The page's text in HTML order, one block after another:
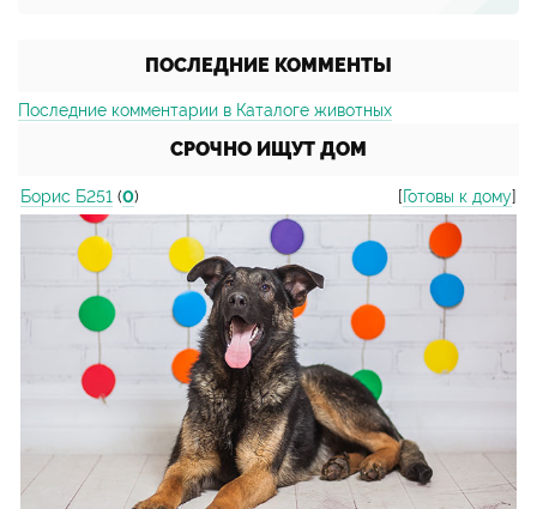
ПОСЛЕДНИЕ КОММЕНТЫ
Последние комментарии в Каталоге животных
СРОЧНО ИЩУТ ДОМ
Борис Б251 (0) [Готовы к дому]